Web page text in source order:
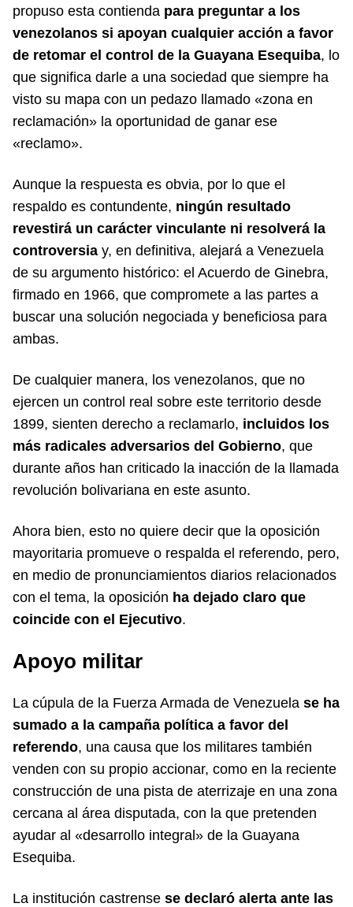
propuso esta contienda para preguntar a los
venezolanos si apoyan cualquier acción a favor
de retomar el control de la Guayana Esequiba, lo
que significa darle a una sociedad que siempre ha
visto su mapa con un pedazo llamado «zona en
reclamación» la oportunidad de ganar ese
«reclamo».
Aunque la respuesta es obvia, por lo que el
respaldo es contundente, ningún resultado
revestirá un carácter vinculante ni resolverá la
controversia y, en definitiva, alejará a Venezuela
de su argumento histórico: el Acuerdo de Ginebra,
firmado en 1966, que compromete a las partes a
buscar una solución negociada y beneficiosa para
ambas.
De cualquier manera, los venezolanos, que no
ejercen un control real sobre este territorio desde
1899, sienten derecho a reclamarlo, incluidos los
más radicales adversarios del Gobierno, que
durante años han criticado la inacción de la llamada
revolución bolivariana en este asunto.
Ahora bien, esto no quiere decir que la oposición
mayoritaria promueve o respalda el referendo, pero,
en medio de pronunciamientos diarios relacionados
con el tema, la oposición ha dejado claro que
coincide con el Ejecutivo.
Apoyo militar
La cúpula de la Fuerza Armada de Venezuela se ha
sumado a la campaña política a favor del
referendo, una causa que los militares también
venden con su propio accionar, como en la reciente
construcción de una pista de aterrizaje en una zona
cercana al área disputada, con la que pretenden
ayudar al «desarrollo integral» de la Guayana
Esequiba.
La institución castrense se declaró alerta ante las